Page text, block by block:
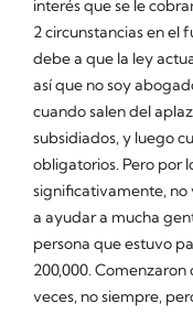
interés que se le
2 circunstancias en el
debe a que la ley
así que no soy
cuando salen del
subsidiados, y luego
obligatorios. Pero por
significativamente, no
a ayudar a mucha
persona que estuvo
200,000. Comenzaron
veces, no siempre,